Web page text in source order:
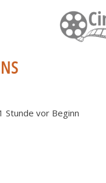
Stunde vor Beginn